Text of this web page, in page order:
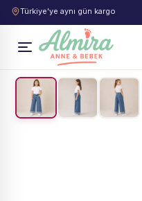
Türkiye'ye aynı gün kargo